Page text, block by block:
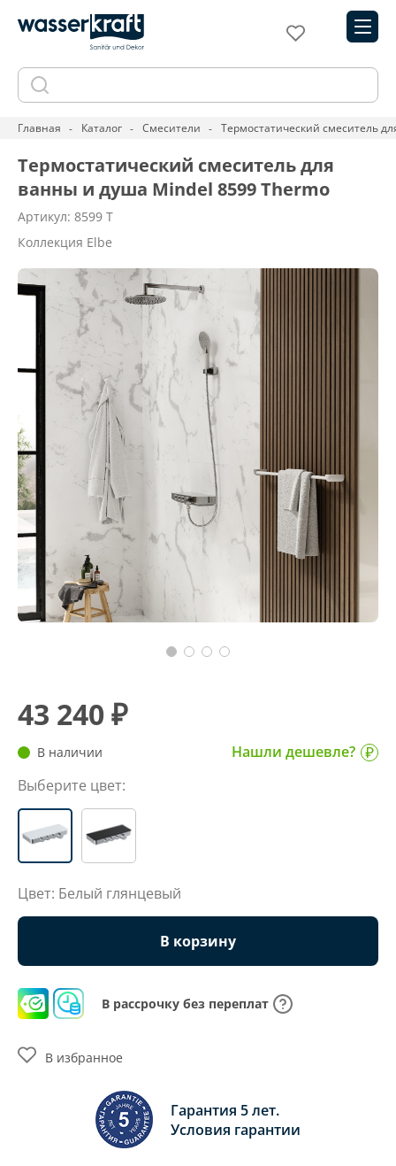
Главная Каталог Смесители Термостатический смеситель
Термостатический смеситель для
ванны и душа Mindel 8599 Thermo
Артикул: 8599 T
Коллекция Elbe
43 240 ₽
В наличии
Нашли дешевле?
Выберите цвет:
Цвет: Белый глянцевый
В корзину
В рассрочку без переплат
Гарантия 5 лет.
Условия гарантии
В избранное